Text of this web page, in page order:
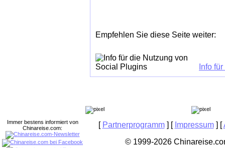
Empfehlen Sie diese Seite weiter:
Info
[ Partnerprogramm] [ Impressum] [
© 1999-2026
Immer bestens informiert von
Chinareise.com: